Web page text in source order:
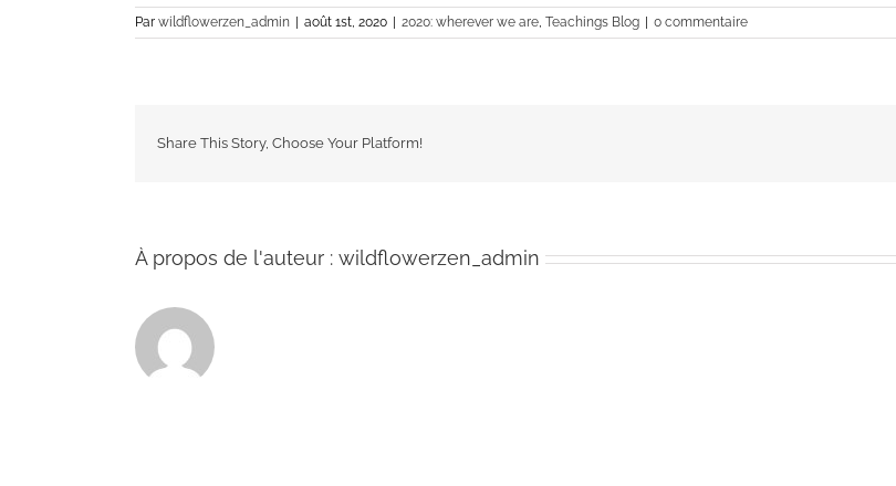
Par wildflowerzen_admin août 1st, 2020 2020: wherever we are, Teachings Blog 0 commentaire
Share This Story, Choose Your Platform!
À propos de l'auteur : wildflowerzen_admin